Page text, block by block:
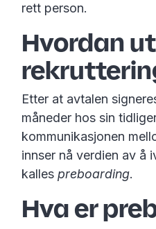
rett person.
Hvordan
Etter at avtalen
måneder hos sin
kommunikasjonen
innser nå verdien av å
kalles preboarding.
Hva er